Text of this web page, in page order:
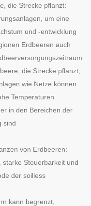
die Strecke pflanzt:
um eine
und -entwicklung
Erdbeeren auch
die Strecke pflanzt;
wie Netze können
Temperaturen
in den Bereichen der
sind
von Erdbeeren:
Steuerbarkeit und
der soilless
kann begrenzt,